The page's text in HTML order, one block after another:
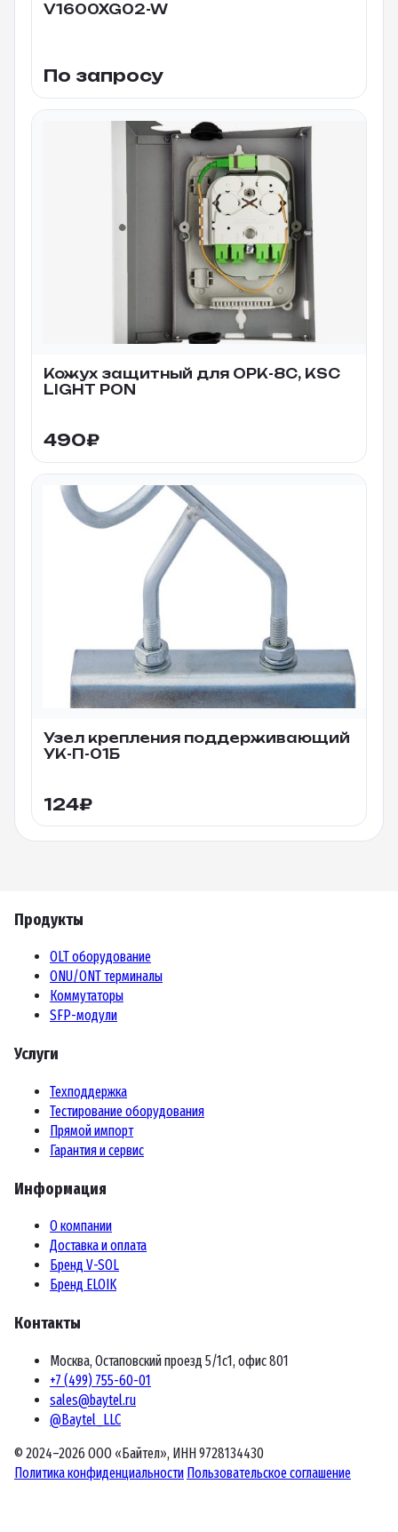
V1600XG02-W
По запросу
Кожух защитный для ОРК-8С, KSC
LIGHT PON
490₽
Узел крепления поддерживающий
УК-П-01Б
124₽
Продукты
OLT оборудование
ONU/ONT терминалы
Коммутаторы
SFP-модули
Услуги
Техподдержка
Тестирование оборудования
Прямой импорт
Гарантия и сервис
Информация
О компании
Доставка и оплата
Бренд V-SOL
Бренд ELOIK
Контакты
Москва, Остаповский проезд 5/1с1, офис 801
+7 (499) 755-60-01
sales@baytel.ru
@Baytel_LLC
© 2024–2026 ООО «Байтел», ИНН 9728134430
Политика конфиденциальности Пользовательское соглашение